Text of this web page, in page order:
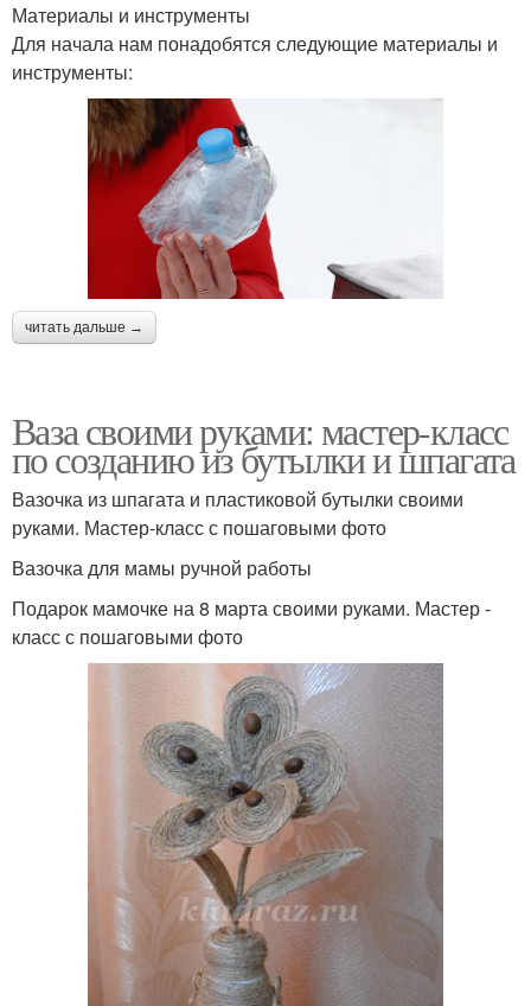
Материалы и инструменты
Для начала нам понадобятся следующие материалы и
инструменты:
читать дальше →
Ваза своими руками: мастер-класс
по созданию из бутылки и шпагата
Вазочка из шпагата и пластиковой бутылки своими
руками. Мастер-класс с пошаговыми фото
Вазочка для мамы ручной работы
Подарок мамочке на 8 марта своими руками. Мастер -
класс с пошаговыми фото